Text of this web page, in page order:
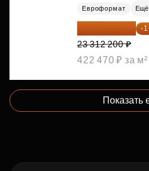
Евроформат Ещё
19 349 126 ₽ -
23 312 200 ₽
422 470 ₽ за м²
Показать